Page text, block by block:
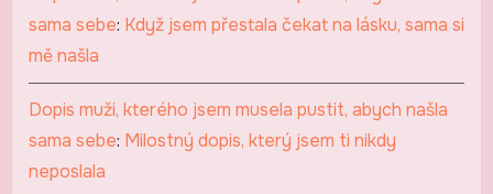
sama sebe: Když jsem přestala čekat na lásku, sama si
mě našla
Dopis muži, kterého jsem musela pustit, abych našla
sama sebe: Milostný dopis, který jsem ti nikdy
neposlala